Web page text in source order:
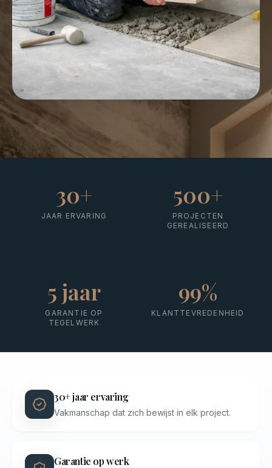
30+
JAAR ERVARING
500+
PROJECTEN
GEREALISEERD
5jaar
GARANTIE OP
TEGELWERK
99%
KLANTTEVREDENHEID
30+ jaar ervaring
Vakmanschap dat zich bewijst in elk project.
Garantie op werk